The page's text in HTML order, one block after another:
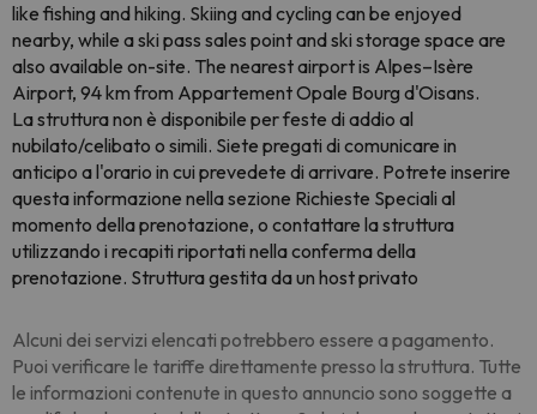
like fishing and hiking. Skiing and cycling can be enjoyed
nearby, while a ski pass sales point and ski storage space are
also available on-site. The nearest airport is Alpes–Isère
Airport, 94 km from Appartement Opale Bourg d'Oisans.
La struttura non è disponibile per feste di addio al
nubilato/celibato o simili. Siete pregati di comunicare in
anticipo a l'orario in cui prevedete di arrivare. Potrete inserire
questa informazione nella sezione Richieste Speciali al
momento della prenotazione, o contattare la struttura
utilizzando i recapiti riportati nella conferma della
prenotazione. Struttura gestita da un host privato
Alcuni dei servizi elencati potrebbero essere a pagamento.
Puoi verificare le tariffe direttamente presso la struttura. Tutte
le informazioni contenute in questo annuncio sono soggette a